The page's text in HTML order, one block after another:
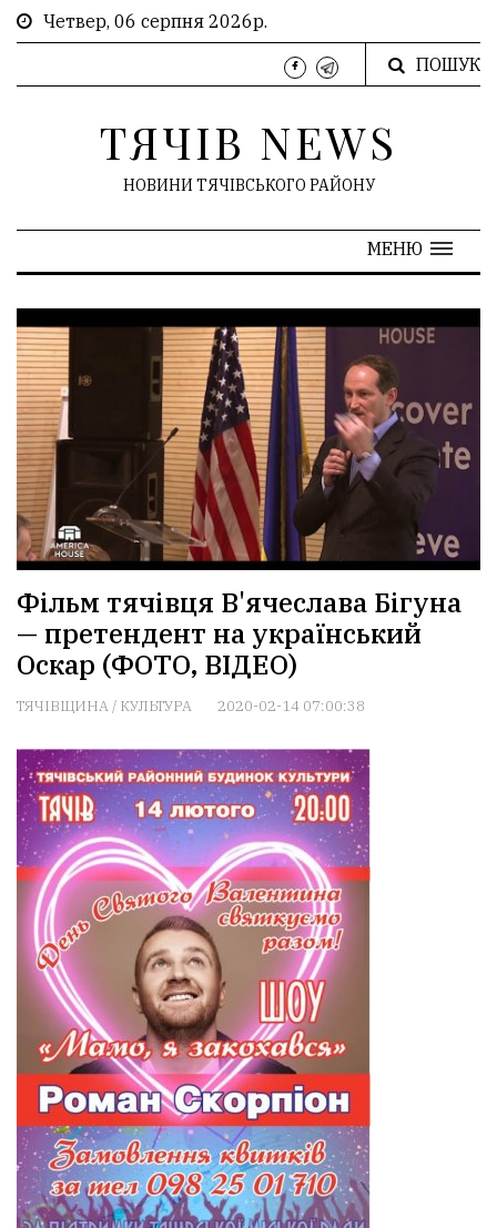
Четвер, 06 серпня 2026р.
ПОШУК
ТЯЧІВ NEWS
НОВИНИ ТЯЧІВСЬКОГО РАЙОНУ
МЕНЮ
Фільм тячівця В'ячеслава Бігуна
— претендент на український
Оскар (ФОТО, ВІДЕО)
ТЯЧІВЩИНА/ КУЛЬТУРА 2020-02-14 07:00:38